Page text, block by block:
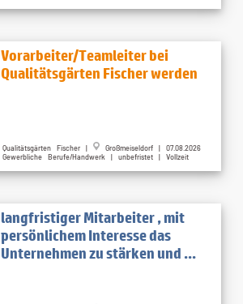
Vorarbeiter/Teamleiter bei
Qualitätsgärten Fischer werden
Qualitätsgärten Fischer |
Großmeiseldorf | 07.08.2026
Gewerbliche Berufe/Handwerk | unbefristet | Vollzeit
langfristiger Mitarbeiter , mit
persönlichem Interesse das
Unternehmen zu stärken und ...